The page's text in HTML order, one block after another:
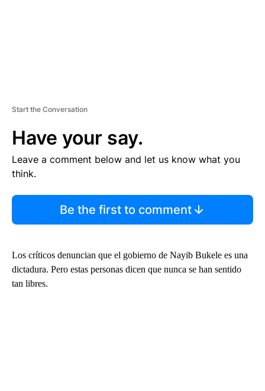
Start the Conversation
Have your say.
Leave a comment below and let us know what you
think.
Be the first to comment
Los críticos denuncian que el gobierno de Nayib Bukele es una
dictadura. Pero estas personas dicen que nunca se han sentido
tan libres.